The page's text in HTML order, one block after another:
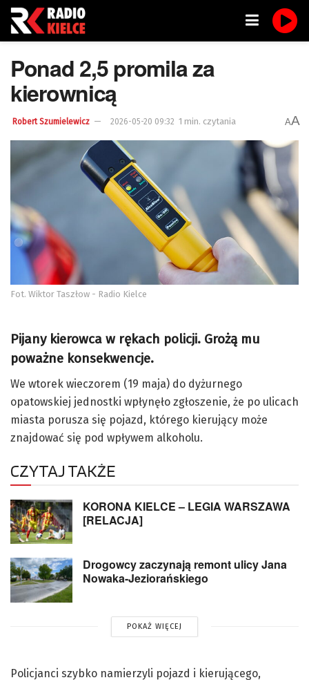
Ponad 2,5 promila za
kierownicą
Robert Szumielewicz 2026-05-20 09:32 1 min. czytania AA
Fot. Wiktor Taszłow - Radio Kielce
Pijany kierowca w rękach policji. Grożą mu
poważne konsekwencje.
We wtorek wieczorem (19 maja) do dyżurnego
opatowskiej jednostki wpłynęło zgłoszenie, że po ulicach
miasta porusza się pojazd, którego kierujący może
znajdować się pod wpływem alkoholu.
CZYTAJ TAKŻE
KORONA KIELCE – LEGIA WARSZAWA
[RELACJA]
Drogowcy zaczynają remont ulicy Jana
Nowaka-Jeziorańskiego
POKAŻ WIĘCEJ
Policjanci szybko namierzyli pojazd i kierującego,